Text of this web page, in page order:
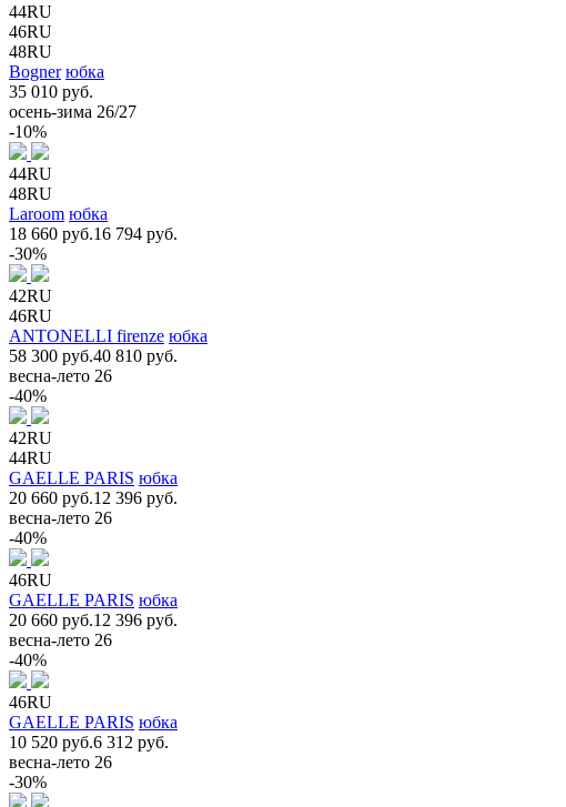
44RU
46RU
48RU
Bogner юбка
35 010 руб.
осень-зима 26/27
-10%
44RU
48RU
Laroom юбка
18 660 руб.16 794 руб.
-30%
42RU
46RU
ANTONELLI firenze юбка
58 300 руб.40 810 руб.
весна-лето 26
-40%
42RU
44RU
GAELLE PARIS юбка
20 660 руб.12 396 руб.
весна-лето 26
-40%
46RU
GAELLE PARIS юбка
20 660 руб.12 396 руб.
весна-лето 26
-40%
46RU
GAELLE PARIS юбка
10 520 руб.6 312 руб.
весна-лето 26
-30%